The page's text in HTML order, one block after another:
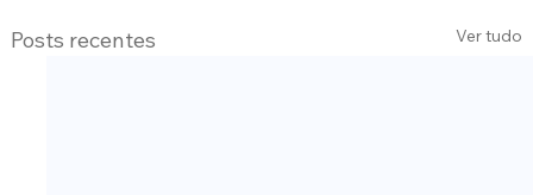
Posts recentes Ver tudo